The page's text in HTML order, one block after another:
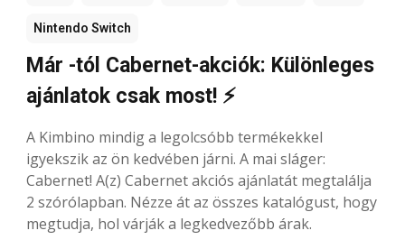
Nintendo Switch
Már -tól Cabernet-akciók: Különleges
ajánlatok csak most! ⚡
A Kimbino mindig a legolcsóbb termékekkel
igyekszik az ön kedvében járni. A mai sláger:
Cabernet! A(z) Cabernet akciós ajánlatát megtalálja
2 szórólapban. Nézze át az összes katalógust, hogy
megtudja, hol várják a legkedvezőbb árak.